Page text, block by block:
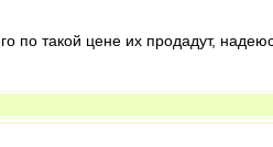
по такой цене их продадут,